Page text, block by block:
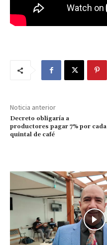
Noticia anterior
Decreto obligaría a
productores pagar 7% por cada
quintal de café